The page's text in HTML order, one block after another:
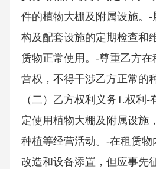
件的植物大棚及附属设施。
构及配套设施的定期检查和
赁物正常使用。-尊重乙方
营权，不得干涉乙方正常的
（二）乙方权利义务1.权利
定使用植物大棚及附属设施
种植等经营活动。-在租赁
改造和设备添置，但应事先